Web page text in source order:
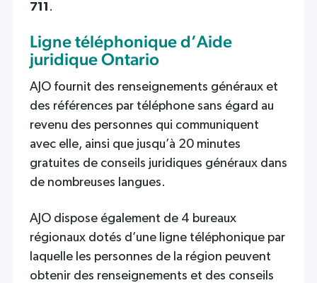
711 .
Ligne téléphonique d’Aide
juridique Ontario
AJO fournit des renseignements généraux et
des références par téléphone sans égard au
revenu des personnes qui communiquent
avec elle, ainsi que jusqu’à 20 minutes
gratuites de conseils juridiques généraux dans
de nombreuses langues.
AJO dispose également de 4 bureaux
régionaux dotés d’une ligne téléphonique par
laquelle les personnes de la région peuvent
obtenir des renseignements et des conseils